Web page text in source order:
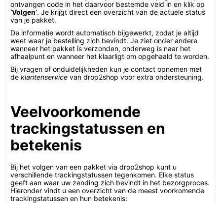
ontvangen code in het daarvoor bestemde veld in en klik op
‘Volgen’. Je krijgt direct een overzicht van de actuele status
van je pakket.
De informatie wordt automatisch bijgewerkt, zodat je altijd
weet waar je bestelling zich bevindt. Je ziet onder andere
wanneer het pakket is verzonden, onderweg is naar het
afhaalpunt en wanneer het klaarligt om opgehaald te worden.
Bij vragen of onduidelijkheden kun je contact opnemen met
de klantenservice van drop2shop voor extra ondersteuning.
Veelvoorkomende
trackingstatussen en
betekenis
Bij het volgen van een pakket via drop2shop kunt u
verschillende trackingstatussen tegenkomen. Elke status
geeft aan waar uw zending zich bevindt in het bezorgproces.
Hieronder vindt u een overzicht van de meest voorkomende
trackingstatussen en hun betekenis: